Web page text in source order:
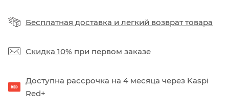
Бесплатная доставка и легкий возврат товара
Скидка 10% при первом заказе
Доступна рассрочка на 4 месяца через Kaspi
Red+